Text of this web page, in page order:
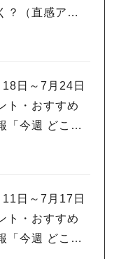
？（直感アン
18日～7月24日
ト・おすすめ
「今週 どこい
11日～7月17日
ト・おすすめ
「今週 どこい